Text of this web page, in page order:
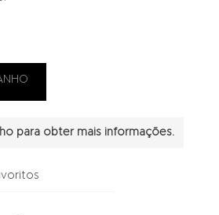
para obter mais informações.